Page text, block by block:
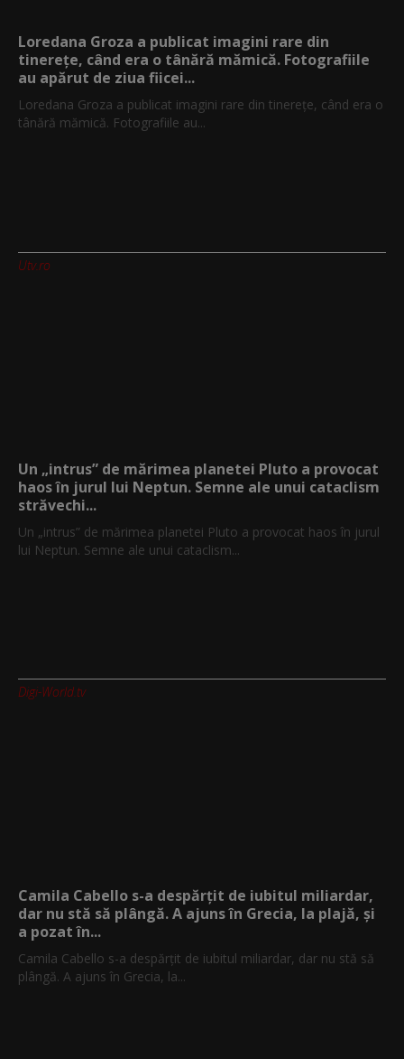
Loredana Groza a publicat imagini rare din
tinerețe, când era o tânără mămică. Fotografiile
au apărut de ziua fiicei...
Loredana Groza a publicat imagini rare din tinerețe, când era o
tânără mămică. Fotografiile au...
Utv.ro
Un „intrus” de mărimea planetei Pluto a provocat
haos în jurul lui Neptun. Semne ale unui cataclism
străvechi...
Un „intrus” de mărimea planetei Pluto a provocat haos în jurul
lui Neptun. Semne ale unui cataclism...
Digi-World.tv
Camila Cabello s-a despărțit de iubitul miliardar,
dar nu stă să plângă. A ajuns în Grecia, la plajă, și
a pozat în...
Camila Cabello s-a despărțit de iubitul miliardar, dar nu stă să
plângă. A ajuns în Grecia, la...